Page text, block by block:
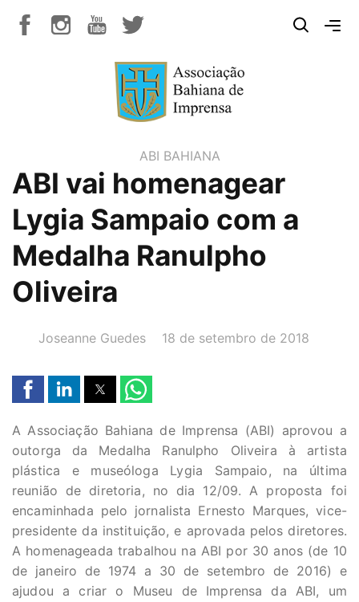
ABI BAHIANA
ABI vai homenagear
Lygia Sampaio com a
Medalha Ranulpho
Oliveira
AUTOR(A):
Joseanne Guedes DATA:
18 de setembro de 2018
A Associação Bahiana de Imprensa (ABI) aprovou a
outorga da Medalha Ranulpho Oliveira à artista
plástica e museóloga Lygia Sampaio, na última
reunião de diretoria, no dia 12/09. A proposta foi
encaminhada pelo jornalista Ernesto Marques, vice-
presidente da instituição, e aprovada pelos diretores.
A homenageada trabalhou na ABI por 30 anos (de 10
de janeiro de 1974 a 30 de setembro de 2016) e
ajudou a criar o Museu de Imprensa da ABI, um